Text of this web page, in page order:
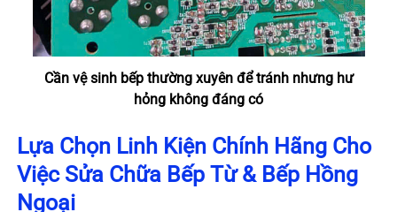
Cần vệ sinh bếp thường xuyên để tránh nhưng hư
hỏng không đáng có
Lựa Chọn Linh Kiện Chính Hãng Cho
Việc Sửa Chữa Bếp Từ & Bếp Hồng
Ngoại